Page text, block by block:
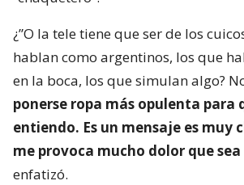
¿”O la tele tiene que ser de los
hablan como argentinos, los que
en la boca, los que simulan algo?
ponerse ropa más opulenta para
entiendo. Es un mensaje es muy
me provoca mucho dolor que
enfatizó.